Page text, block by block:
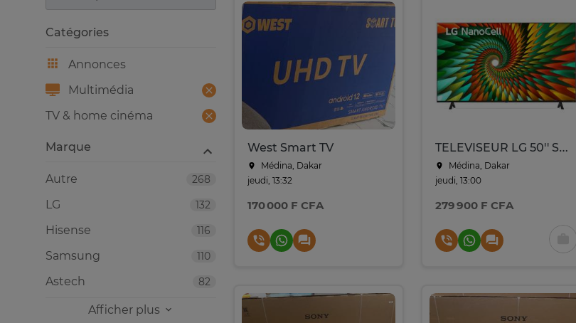
West Smart TV
Médina, Dakar
jeudi, 13:32
170 000 F CFA
TELEVISEUR LG 50'' SMART 4K NANO CELL
Médina, Dakar
jeudi, 13:00
279 900 F CFA
Catégories
Annonces
Multimédia
TV & home cinéma
Marque
268
Autre
132
LG
116
Hisense
110
Samsung
82
Astech
Afficher plus